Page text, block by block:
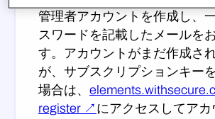
管理者アカウントを作成し、
スワードを記載したメールを
す。アカウントがまだ作成さ
が、サブスクリプションキー
場合は、
register ↗ にアクセスしてア